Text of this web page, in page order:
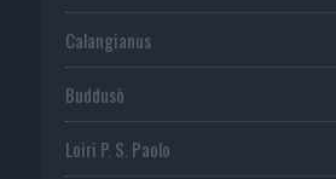
Calangianus
Buddusò
Loiri P. S. Paolo